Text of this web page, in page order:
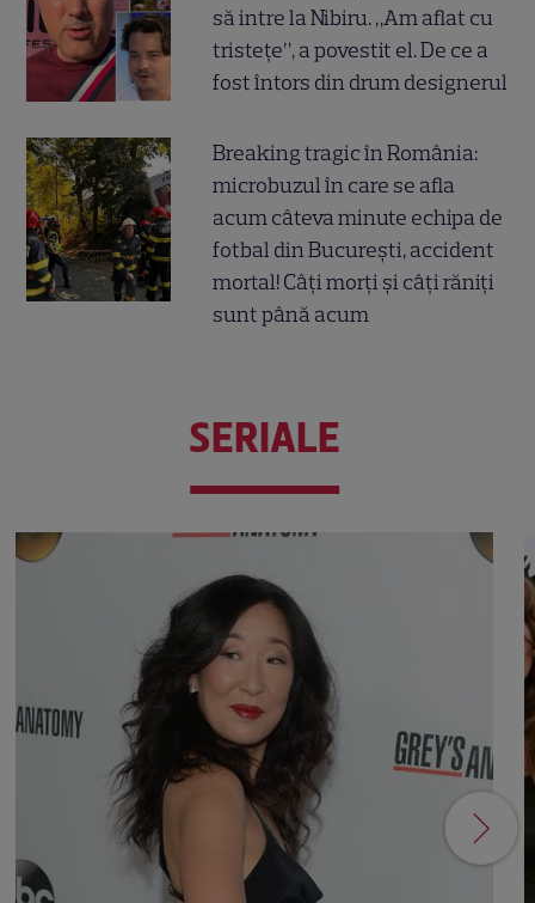
să intre la Nibiru. „Am aflat cu
tristețe”, a povestit el. De ce a
fost întors din drum designerul
Breaking tragic în România:
microbuzul în care se afla
acum câteva minute echipa de
fotbal din București, accident
mortal! Câți morți și câți răniți
sunt până acum
SERIALE